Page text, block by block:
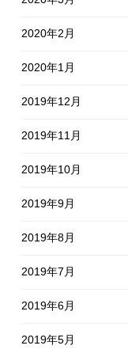
2020年2月
2020年1月
2019年12月
2019年11月
2019年10月
2019年9月
2019年8月
2019年7月
2019年6月
2019年5月